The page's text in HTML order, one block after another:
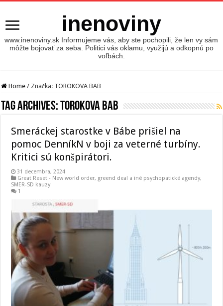
inenoviny
www.inenoviny.sk Informujeme vás, aby ste pochopili, že len vy sám
môžte bojovať za seba. Politici vás oklamu, využijú a odkopnú po
voľbách.
Home / Značka: TOROKOVA BAB
Tag Archives:TOROKOVA BAB
Smeráckej starostke v Bábe prišiel na
pomoc DenníkN v boji za veterné turbíny.
Kritici sú konšpirátori.
31 decembra, 2024
Great Reset - New world order, greend deal a iné psychopatické agendy,
SMER-SD kauzy
1